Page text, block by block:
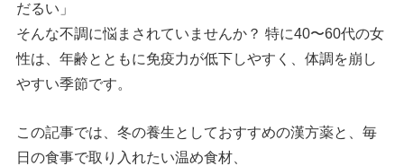
だるい」
そんな不調に悩まされていませんか？ 特に40〜60代の女
性は、年齢とともに免疫力が低下しやすく、体調を崩し
やすい季節です。
この記事では、冬の養生としておすすめの漢方薬と、毎
日の食事で取り入れたい温め食材、